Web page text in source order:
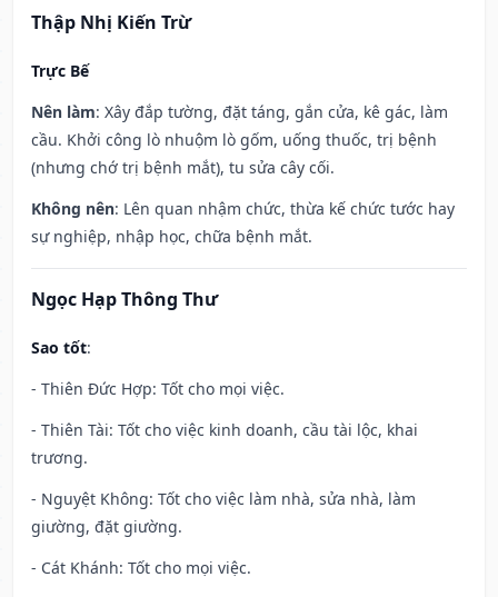
Thập Nhị Kiến Trừ
Trực Bế
Nên làm: Xây đắp tường, đặt táng, gắn cửa, kê gác, làm
cầu. Khởi công lò nhuộm lò gốm, uống thuốc, trị bệnh
(nhưng chớ trị bệnh mắt), tu sửa cây cối.
Không nên: Lên quan nhậm chức, thừa kế chức tước hay
sự nghiệp, nhập học, chữa bệnh mắt.
Ngọc Hạp Thông Thư
Sao tốt:
- Thiên Đức Hợp: Tốt cho mọi việc.
- Thiên Tài: Tốt cho việc kinh doanh, cầu tài lộc, khai
trương.
- Nguyệt Không: Tốt cho việc làm nhà, sửa nhà, làm
giường, đặt giường.
- Cát Khánh: Tốt cho mọi việc.